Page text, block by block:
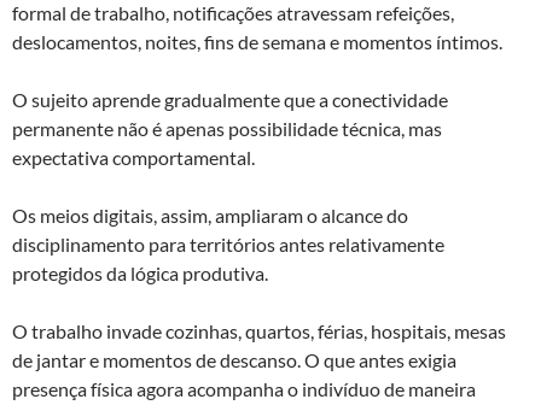
formal de trabalho, notificações atravessam refeições,
deslocamentos, noites, fins de semana e momentos íntimos.
O sujeito aprende gradualmente que a conectividade
permanente não é apenas possibilidade técnica, mas
expectativa comportamental.
Os meios digitais, assim, ampliaram o alcance do
disciplinamento para territórios antes relativamente
protegidos da lógica produtiva.
O trabalho invade cozinhas, quartos, férias, hospitais, mesas
de jantar e momentos de descanso. O que antes exigia
presença física agora acompanha o indivíduo de maneira